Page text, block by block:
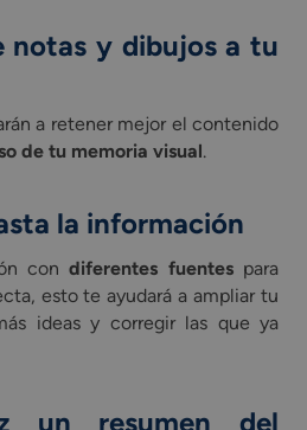
notas y dibujos a tu
a retener mejor el contenido
de tu memoria visual.
la información
condiferentes fuentespara
esto te ayudará a ampliar tu
ideas y corregir las que ya
un resumen del